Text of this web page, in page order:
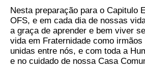
Nesta preparação para o Capitulo
OFS, e em cada dia de nossas
a graça de aprender e bem viver
vida em Fraternidade como
unidas entre nós, e com toda a
e no cuidado de nossa Casa